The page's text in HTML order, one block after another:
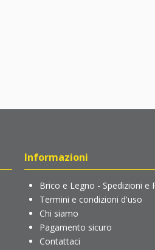
Informazioni
Brico e Legno - Spedizioni e
Termini e condizioni d'uso
Chi siamo
Pagamento sicuro
Contattaci